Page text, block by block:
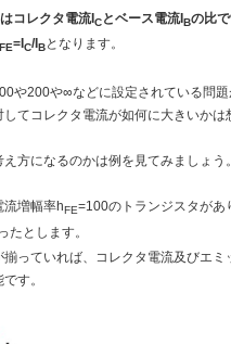
はコレクタ電流ICとベース電流IBの比
FE=I C/I Bとなります。
や200や∞などに設定されている問題
てコレクタ電流が如何に大きいかは
方になるのかは例を見てみましょう。
流増幅率hFE=100のトランジスタがあ
たとします。
揃っていれば、コレクタ電流及びエミ
す。